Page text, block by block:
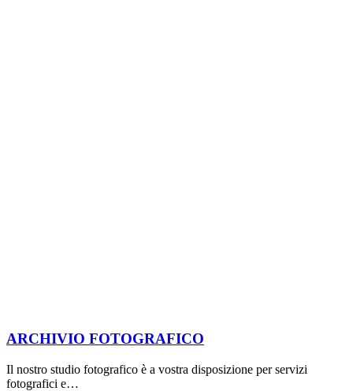
ARCHIVIO FOTOGRAFICO
Il nostro studio fotografico è a vostra disposizione per servizi
fotografici e…